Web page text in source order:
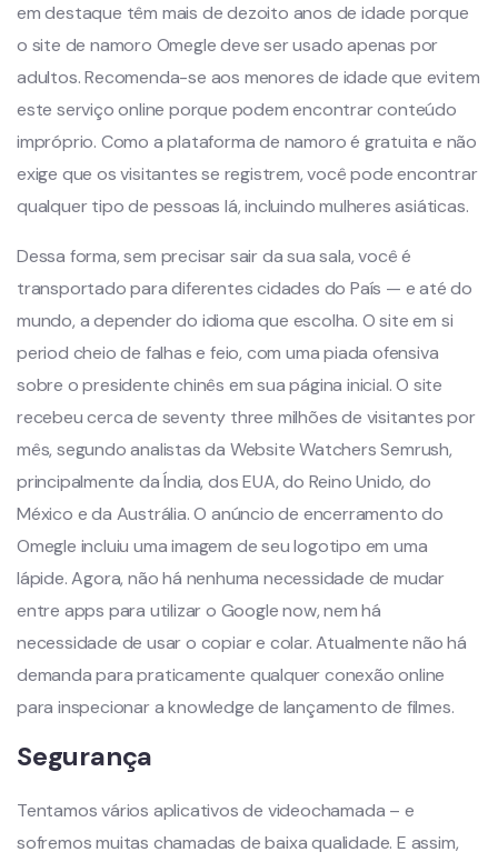
em destaque têm mais de dezoito anos de idade porque
o site de namoro Omegle deve ser usado apenas por
adultos. Recomenda-se aos menores de idade que evitem
este serviço online porque podem encontrar conteúdo
impróprio. Como a plataforma de namoro é gratuita e não
exige que os visitantes se registrem, você pode encontrar
qualquer tipo de pessoas lá, incluindo mulheres asiáticas.
Dessa forma, sem precisar sair da sua sala, você é
transportado para diferentes cidades do País — e até do
mundo, a depender do idioma que escolha. O site em si
period cheio de falhas e feio, com uma piada ofensiva
sobre o presidente chinês em sua página inicial. O site
recebeu cerca de seventy three milhões de visitantes por
mês, segundo analistas da Website Watchers Semrush,
principalmente da Índia, dos EUA, do Reino Unido, do
México e da Austrália. O anúncio de encerramento do
Omegle incluiu uma imagem de seu logotipo em uma
lápide. Agora, não há nenhuma necessidade de mudar
entre apps para utilizar o Google now, nem há
necessidade de usar o copiar e colar. Atualmente não há
demanda para praticamente qualquer conexão online
para inspecionar a knowledge de lançamento de filmes.
Segurança
Tentamos vários aplicativos de videochamada – e
sofremos muitas chamadas de baixa qualidade. E assim,